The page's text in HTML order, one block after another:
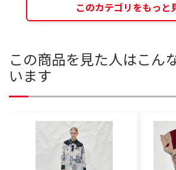
このカテゴリをもっと
この商品を見た人はこん
います